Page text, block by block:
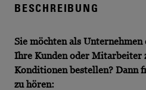
BESCHREIBUNG
Sie möchten als
Ihre Kunden oder Mitarbeiter
Konditionen bestellen? Dann
zu hören: